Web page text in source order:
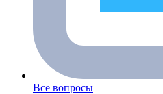
Все вопросы